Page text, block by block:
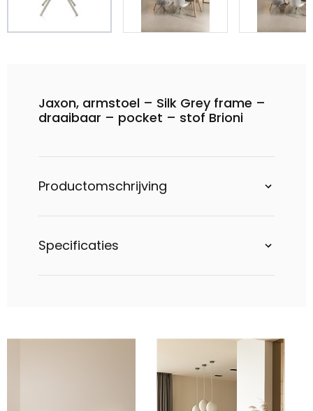
Jaxon, armstoel – Silk Grey frame –
draaibaar – pocket – stof Brioni
Productomschrijving
Specificaties